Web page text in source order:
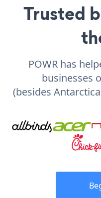
Trusted
POWR has
businesses
(besides